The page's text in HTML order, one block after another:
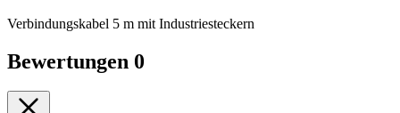
Verbindungskabel 5 m mit Industriesteckern
Bewertungen 0